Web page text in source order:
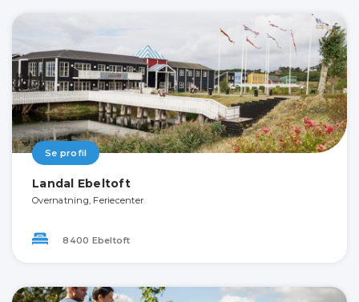
Se profil
Landal Ebeltoft
Overnatning, Feriecenter
8400 Ebeltoft